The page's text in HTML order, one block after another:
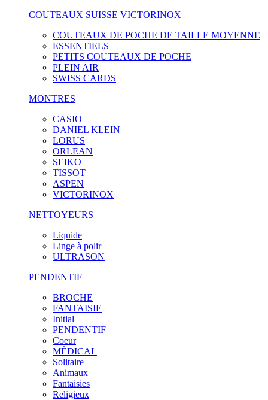
COUTEAUX SUISSE VICTORINOX
COUTEAUX DE POCHE DE TAILLE MOYENNE
ESSENTIELS
PETITS COUTEAUX DE POCHE
PLEIN AIR
SWISS CARDS
MONTRES
CASIO
DANIEL KLEIN
LORUS
ORLEAN
SEIKO
TISSOT
ASPEN
VICTORINOX
NETTOYEURS
Liquide
Linge à polir
ULTRASON
PENDENTIF
BROCHE
FANTAISIE
Initial
PENDENTIF
Coeur
MÉDICAL
Solitaire
Animaux
Fantaisies
Religieux